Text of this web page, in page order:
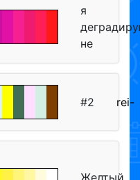
я
не
#2 rei-
Желтый